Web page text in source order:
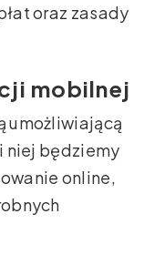
oraz zasady
mobilnej
umożliwiającą
niej będziemy
online,